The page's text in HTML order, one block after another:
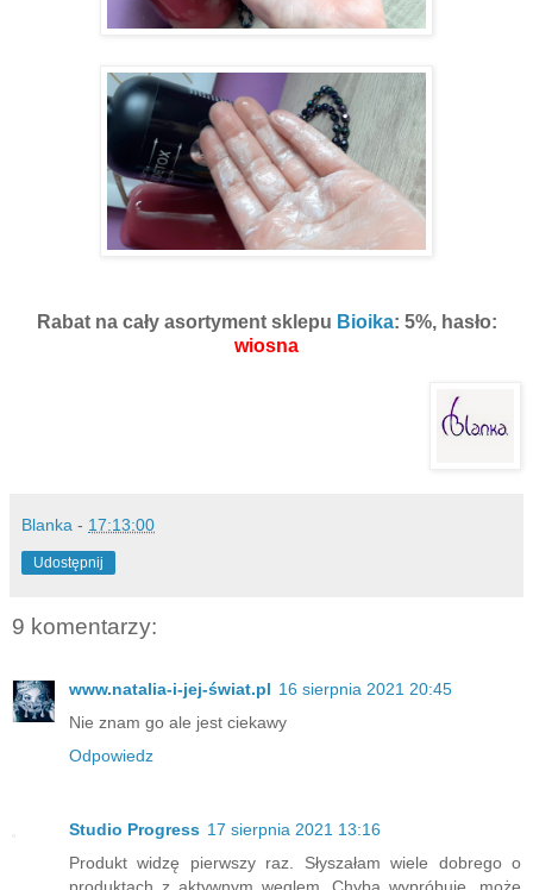
Rabat na cały asortyment sklepu Bioika: 5%, hasło:
wiosna
Blanka - 17:13:00
Udostępnij
9 komentarzy:
www.natalia-i-jej-świat.pl 16 sierpnia 2021 20:45
Nie znam go ale jest ciekawy
Odpowiedz
Studio Progress 17 sierpnia 2021 13:16
Produkt widzę pierwszy raz. Słyszałam wiele dobrego o
produktach z aktywnym węglem. Chyba wypróbuje, może